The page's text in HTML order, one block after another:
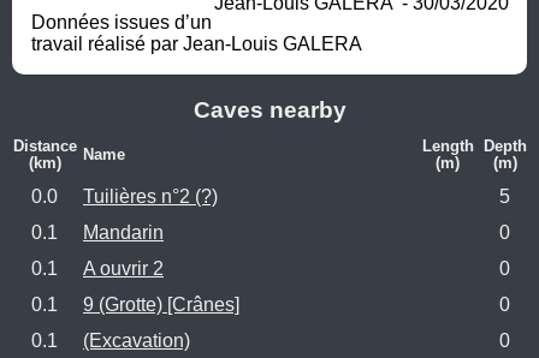
Données issues d’un
travail réalisé par Jean-Louis GALERA
Caves nearby
Distance
(km)
Name
Length
(m)
Depth
(m)
0.0 Tuilières n°2 (?)
5
0.1
Mandarin
0
0.1
A ouvrir 2
0
0.1
9 (Grotte) [Crânes]
0
0.1
(Excavation) 0